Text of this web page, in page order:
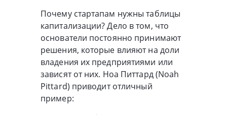
Почему стартапам нужны таблицы
капитализации? Дело в том, что
основатели постоянно принимают
решения, которые влияют на доли
владения их предприятиями или
зависят от них. Ноа Питтард (Noah
Pittard) приводит отличный
пример: